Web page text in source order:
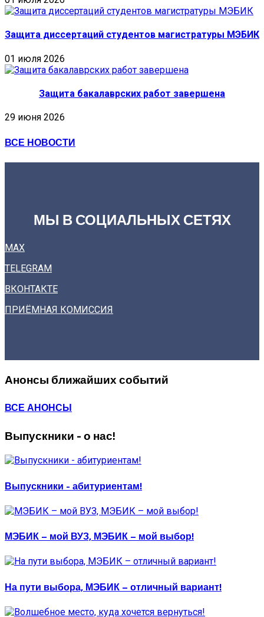
Защита диссертаций студентов магистратуры МЭБИК
01 июля 2026
Защита бакалаврских работ завершена
29 июня 2026
ВСЕ НОВОСТИ
МЫ В СОЦИАЛЬНЫХ СЕТЯХ
MAX
TELEGRAM
ВКОНТАКТЕ
ПРИЁМНАЯ КОМИССИЯ
Анонсы ближайших событий
ВСЕ АНОНСЫ
Выпускники - о нас!
Выпускники - абитуриентам!
МЭБИК – мой ВУЗ, МЭБИК – мой выбор!
На пути выбора, МЭБИК – отличный вариант!